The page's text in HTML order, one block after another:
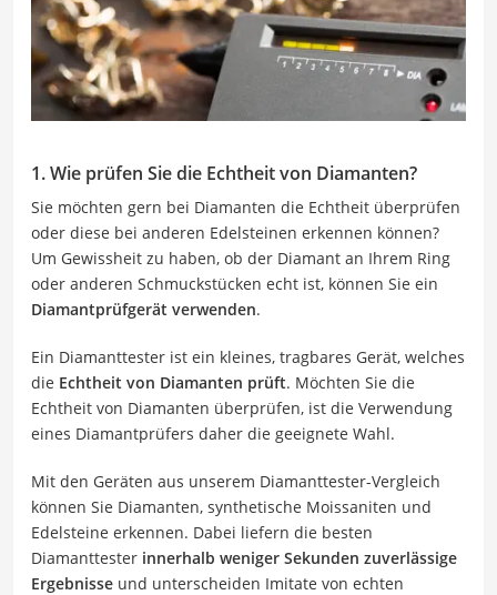
1. Wie prüfen Sie die Echtheit von Diamanten?
Sie möchten gern bei Diamanten die Echtheit überprüfen
oder diese bei anderen Edelsteinen erkennen können?
Um Gewissheit zu haben, ob der Diamant an Ihrem Ring
oder anderen Schmuckstücken echt ist, können Sie ein
Diamantprüfgerät verwenden.
Ein Diamanttester ist ein kleines, tragbares Gerät, welches
die Echtheit von Diamanten prüft. Möchten Sie die
Echtheit von Diamanten überprüfen, ist die Verwendung
eines Diamantprüfers daher die geeignete Wahl.
Mit den Geräten aus unserem Diamanttester-Vergleich
können Sie Diamanten, synthetische Moissaniten und
Edelsteine erkennen. Dabei liefern die besten
Diamanttester innerhalb weniger Sekunden zuverlässige
Ergebnisse und unterscheiden Imitate von echten